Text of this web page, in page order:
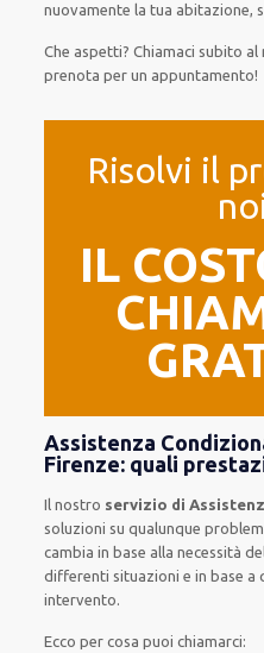
nuovamente la tua abitazione,
Che aspetti? Chiamaci subito
prenota per un appuntamento!
Risolvi il
IL
Assistenza
Firenze: quali
Il nostro servizio di
soluzioni su qualunque
cambia in base alla necessità
differenti situazioni e in base a
intervento.
Ecco per cosa puoi chiamarci: